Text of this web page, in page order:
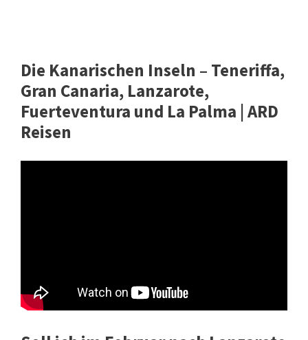
Die Kanarischen Inseln – Teneriffa,
Gran Canaria, Lanzarote,
Fuerteventura und La Palma | ARD
Reisen